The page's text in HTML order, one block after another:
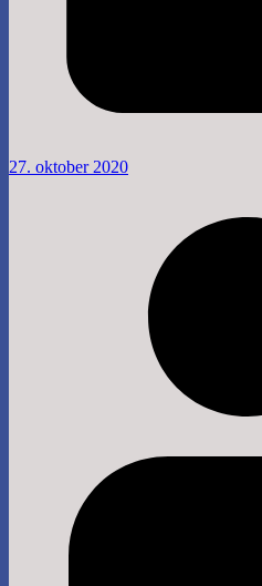
27. oktober 2020